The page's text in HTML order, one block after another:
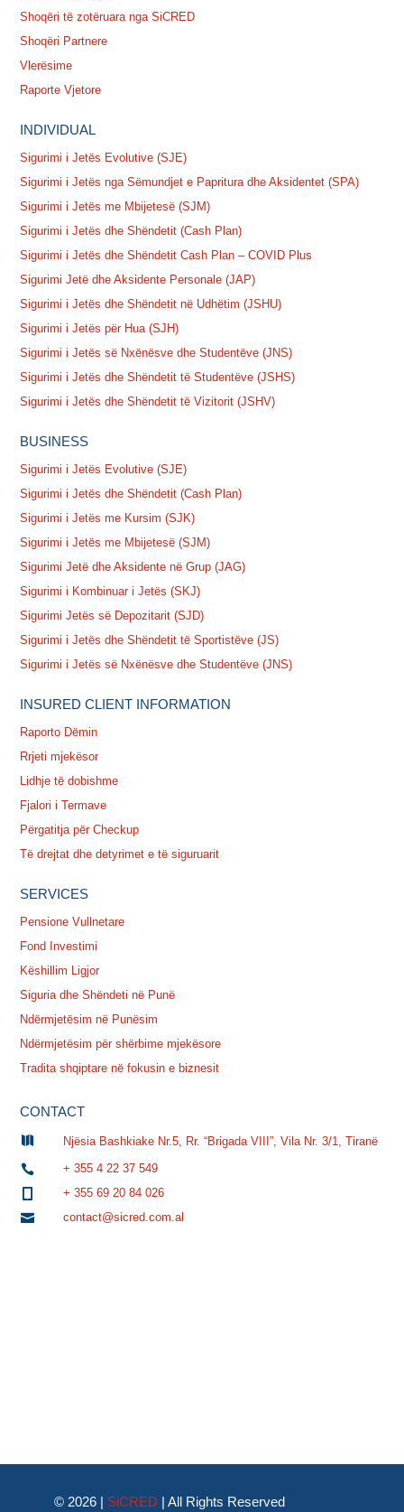
Shoqëri të zotëruara nga SiCRED
Shoqëri Partnere
Vlerësime
Raporte Vjetore
INDIVIDUAL
Sigurimi i Jetës Evolutive (SJE)
Sigurimi i Jetës nga Sëmundjet e Papritura dhe Aksidentet (SPA)
Sigurimi i Jetës me Mbijetesë (SJM)
Sigurimi i Jetës dhe Shëndetit (Cash Plan)
Sigurimi i Jetës dhe Shëndetit Cash Plan – COVID Plus
Sigurimi Jetë dhe Aksidente Personale (JAP)
Sigurimi i Jetës dhe Shëndetit në Udhëtim (JSHU)
Sigurimi i Jetës për Hua (SJH)
Sigurimi i Jetës së Nxënësve dhe Studentëve (JNS)
Sigurimi i Jetës dhe Shëndetit të Studentëve (JSHS)
Sigurimi i Jetës dhe Shëndetit të Vizitorit (JSHV)
BUSINESS
Sigurimi i Jetës Evolutive (SJE)
Sigurimi i Jetës dhe Shëndetit (Cash Plan)
Sigurimi i Jetës me Kursim (SJK)
Sigurimi i Jetës me Mbijetesë (SJM)
Sigurimi Jetë dhe Aksidente në Grup (JAG)
Sigurimi i Kombinuar i Jetës (SKJ)
Sigurimi Jetës së Depozitarit (SJD)
Sigurimi i Jetës dhe Shëndetit të Sportistëve (JS)
Sigurimi i Jetës së Nxënësve dhe Studentëve (JNS)
INSURED CLIENT INFORMATION
Raporto Dëmin
Rrjeti mjekësor
Lidhje të dobishme
Fjalori i Termave
Përgatitja për Checkup
Të drejtat dhe detyrimet e të siguruarit
SERVICES
Pensione Vullnetare
Fond Investimi
Këshillim Ligjor
Siguria dhe Shëndeti në Punë
Ndërmjetësim në Punësim
Ndërmjetësim për shërbime mjekësore
Tradita shqiptare në fokusin e biznesit
CONTACT
 Njësia Bashkiake Nr.5, Rr. “Brigada VIII”, Vila Nr. 3/1, Tiranë

+ 355 4 22 37 549

+ 355 69 20 84 026

contact@sicred.com.al
© 2026 | SiCRED | All Rights Reserved